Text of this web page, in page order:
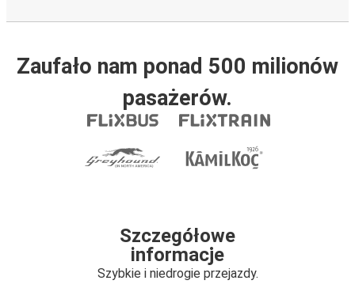
Zaufało nam ponad 500 milionów
pasażerów.
Szczegółowe
informacje
Szybkie i niedrogie przejazdy.